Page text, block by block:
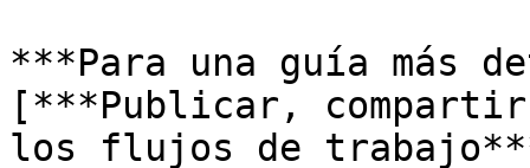
***Para una guía más
[***Publicar,
los flujos de